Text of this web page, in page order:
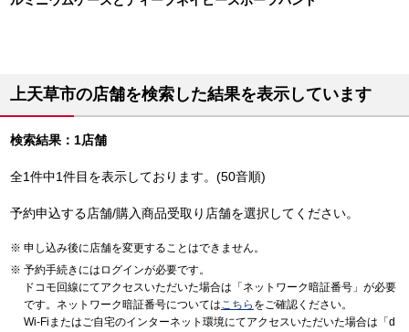
上天草市の店舗を検索した結果を表示しています
検索結果：1店舗
全1件中1件目を表示しております。(50音順)
予約申込する店舗/購入商品受取り店舗を選択してください。
申し込み後に店舗を変更することはできません。
予約手続きにはログインが必要です。
ドコモ回線にてアクセスいただいた場合は「ネットワーク暗証番号」が必要
です。ネットワーク暗証番号についてはこちら をご確認ください。
Wi-Fiまたはご自宅のインターネット環境にてアクセスいただいた場合は「d